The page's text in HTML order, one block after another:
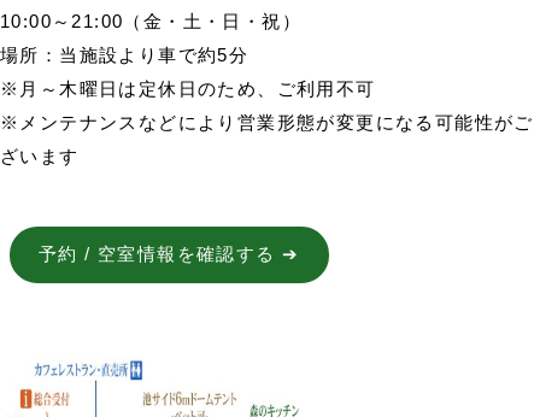
10:00～21:00（金・土・日・祝）
場所：当施設より車で約5分
※月～木曜日は定休日のため、ご利用不可
※メンテナンスなどにより営業形態が変更になる可能性がご
ざいます
予約 / 空室情報を確認する ➔